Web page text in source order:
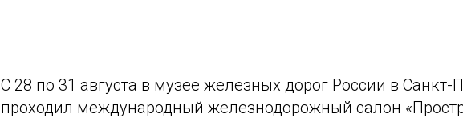
С 28 по 31 августа в музее железных дорог России в Санкт-
проходил международный железнодорожный салон